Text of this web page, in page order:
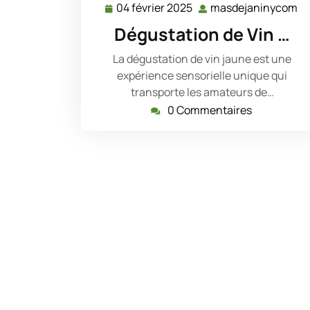
04 février 2025 04
février
2025
masdejaninycom
Dégustation de Vin …
La dégustation de vin jaune est une
expérience sensorielle unique qui
transporte les amateurs de…
0 Commentaires